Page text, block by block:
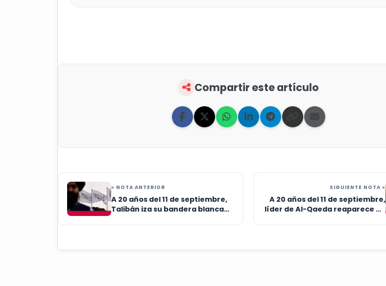
Compartir este artículo
« NOTA ANTERIOR
A 20 años del 11 de septiembre,
Talibán iza su bandera blanca
SIGUIENTE NOTA »
A 20 años del 11 de septiembre,
líder de Al-Qaeda reaparece en